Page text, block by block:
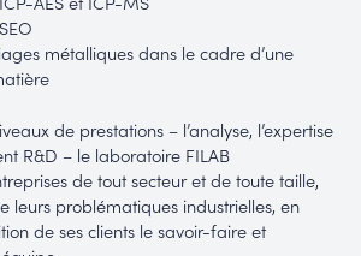
métalliques dans le cadre d’une
de prestations – l’analyse, l’expertise
R&D – le laboratoire FILAB
de tout secteur et de toute taille,
leurs problématiques industrielles, en
de ses clients le savoir-faire et